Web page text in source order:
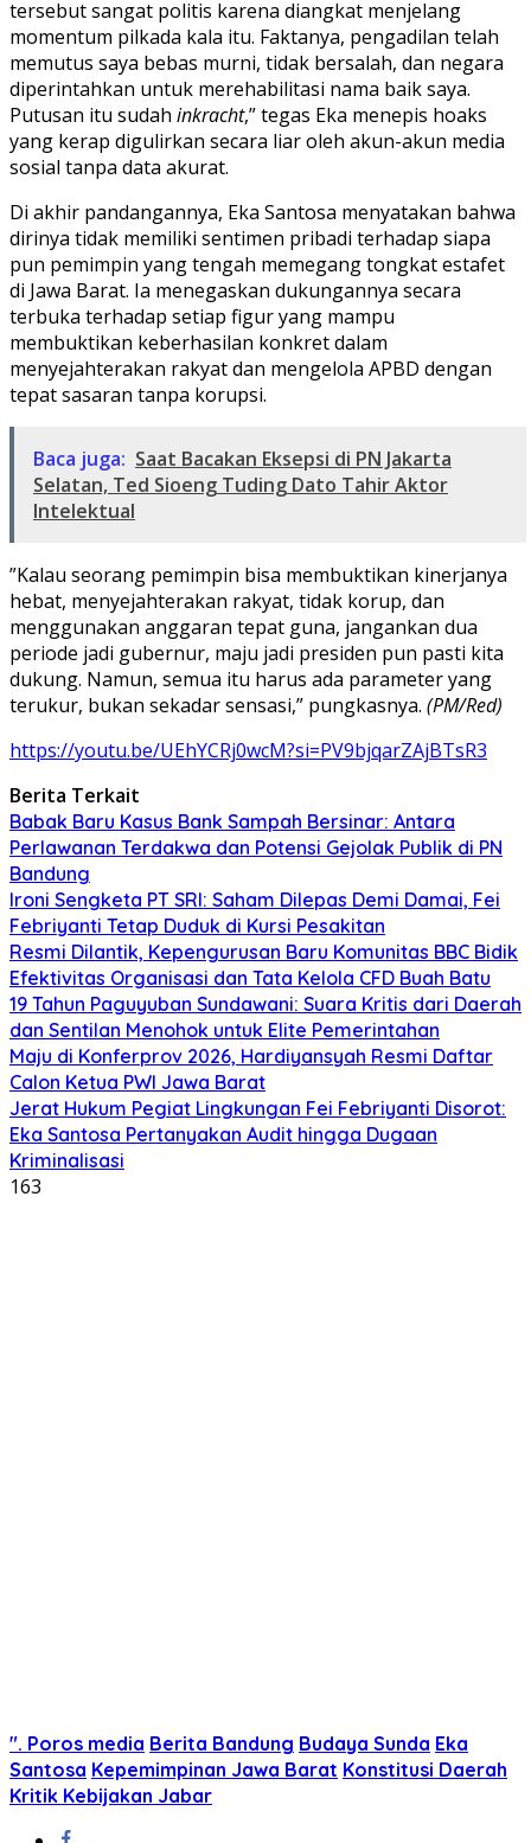
tersebut sangat politis karena diangkat menjelang
momentum pilkada kala itu. Faktanya, pengadilan telah
memutus saya bebas murni, tidak bersalah, dan negara
diperintahkan untuk merehabilitasi nama baik saya.
Putusan itu sudah inkracht,” tegas Eka menepis hoaks
yang kerap digulirkan secara liar oleh akun-akun media
sosial tanpa data akurat.
​Di akhir pandangannya, Eka Santosa menyatakan bahwa
dirinya tidak memiliki sentimen pribadi terhadap siapa
pun pemimpin yang tengah memegang tongkat estafet
di Jawa Barat. Ia menegaskan dukungannya secara
terbuka terhadap setiap figur yang mampu
membuktikan keberhasilan konkret dalam
menyejahterakan rakyat dan mengelola APBD dengan
tepat sasaran tanpa korupsi.
Baca juga: Saat Bacakan Eksepsi di PN Jakarta
Selatan, Ted Sioeng Tuding Dato Tahir Aktor
Intelektual
​”Kalau seorang pemimpin bisa membuktikan kinerjanya
hebat, menyejahterakan rakyat, tidak korup, dan
menggunakan anggaran tepat guna, jangankan dua
periode jadi gubernur, maju jadi presiden pun pasti kita
dukung. Namun, semua itu harus ada parameter yang
terukur, bukan sekadar sensasi,” pungkasnya. (PM/Red)
https://youtu.be/UEhYCRj0wcM?si=PV9bjqarZAjBTsR3​
Berita Terkait
​Babak Baru Kasus Bank Sampah Bersinar: Antara
Perlawanan Terdakwa dan Potensi Gejolak Publik di PN
Bandung
Ironi Sengketa PT SRI: Saham Dilepas Demi Damai, Fei
Febriyanti Tetap Duduk di Kursi Pesakitan
Resmi Dilantik, Kepengurusan Baru Komunitas BBC Bidik
Efektivitas Organisasi dan Tata Kelola CFD Buah Batu
19 Tahun Paguyuban Sundawani: Suara Kritis dari Daerah
dan Sentilan Menohok untuk Elite Pemerintahan
Maju di Konferprov 2026, Hardiyansyah Resmi Daftar
Calon Ketua PWI Jawa Barat
Jerat Hukum Pegiat Lingkungan Fei Febriyanti Disorot:
Eka Santosa Pertanyakan Audit hingga Dugaan
Kriminalisasi
163
". Poros media Berita Bandung Budaya Sunda Eka
Santosa Kepemimpinan Jawa Barat Konstitusi Daerah
Kritik Kebijakan Jabar